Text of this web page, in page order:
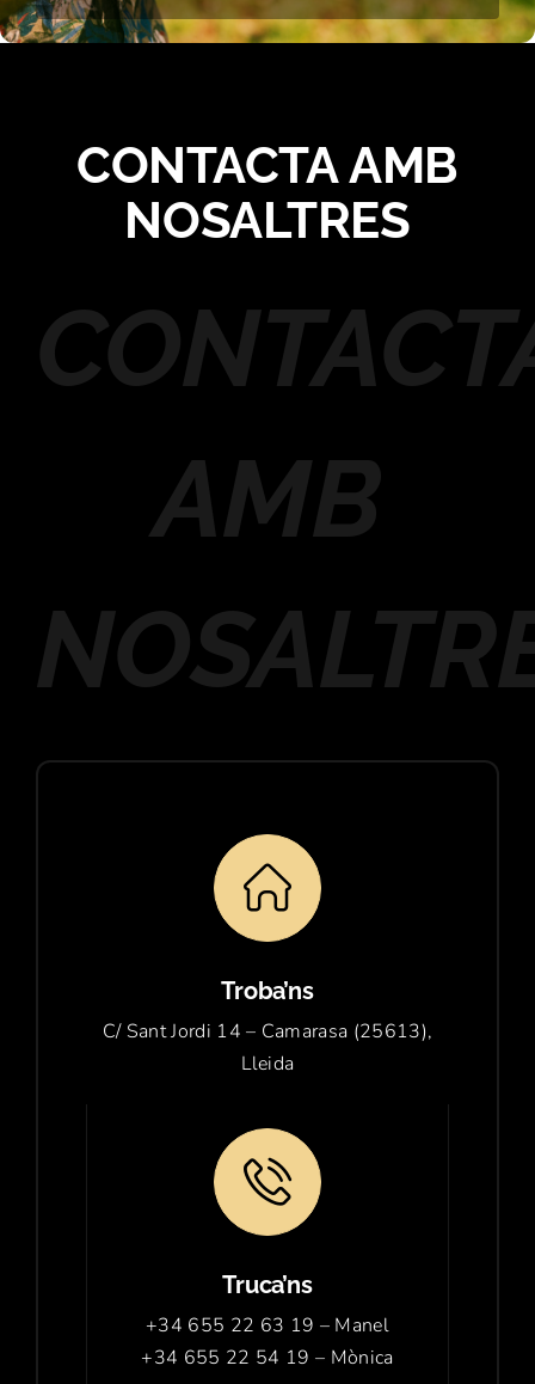
Activitats
SituacióCONTACTAAMB
NOSALTRES
AMB
Troba’ns
C/ Sant Jordi 14 – Camarasa (25613),
Lleida
Truca’ns
+34 655 22 63 19 – Manel
+34 655 22 54 19 – Mònica